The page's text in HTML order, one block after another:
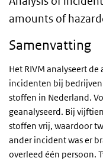
amounts of
Samenvatting
Het RIVM analyseert
incidenten bij
stoffen in Nederland.
geanalyseerd. Bij
stoffen vrij, waardoor
ander incident was er
overleed één persoon.